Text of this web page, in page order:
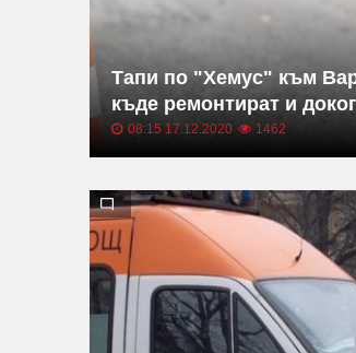
Тапи по "Хемус" към
къде ремонтират и
08:15 17.12.2020 1462